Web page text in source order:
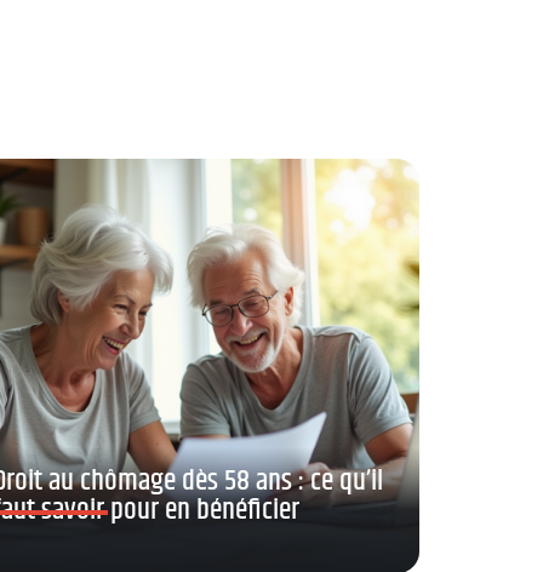
au chômage dès 58 ans : ce qu’il
savoir pour en bénéficier